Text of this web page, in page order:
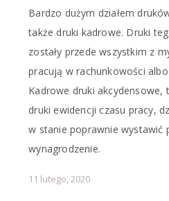
Bardzo dużym działem
także druki kadrowe. Druki
zostały przede wszystkim z
pracują w rachunkowości
Kadrowe druki akcydensowe,
druki ewidencji czasu pracy,
w stanie poprawnie wystawić
wynagrodzenie.
11 lutego, 2020